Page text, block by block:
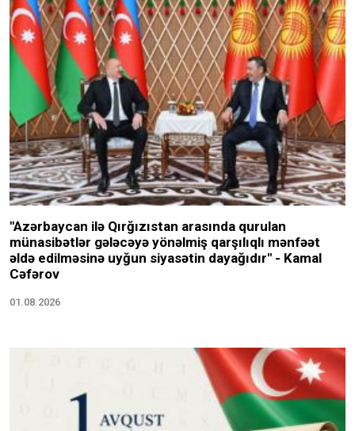
"Azərbaycan ilə Qırğızıstan arasında qurulan
münasibətlər gələcəyə yönəlmiş qarşılıqlı mənfəət
əldə edilməsinə uyğun siyasətin dayağıdır" - Kamal
Cəfərov
01.08.2026